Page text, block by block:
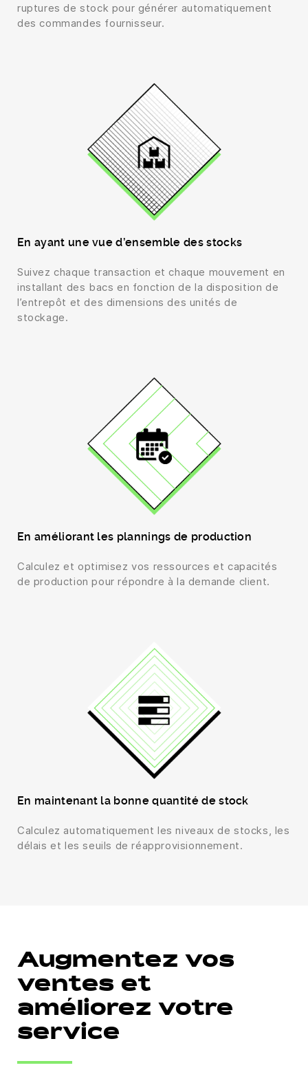
ruptures de stock pour générer automatiquement
des commandes fournisseur.
En ayant une vue d’ensemble des stocks
Suivez chaque transaction et chaque mouvement en
installant des bacs en fonction de la disposition de
l’entrepôt et des dimensions des unités de
stockage.
En améliorant les plannings de production
Calculez et optimisez vos ressources et capacités
de production pour répondre à la demande client.
En maintenant la bonne quantité de stock
Calculez automatiquement les niveaux de stocks, les
délais et les seuils de réapprovisionnement.
Augmentez vos
ventes et
améliorez votre
service